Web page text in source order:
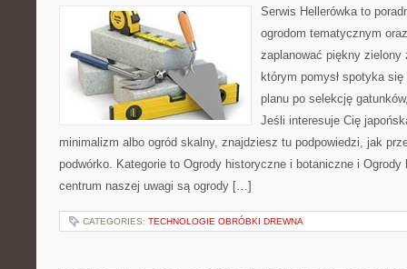
Serwis Hellerówka to
ogrodom tematycznym
zaplanować piękny
którym pomysł spotyka
planu po selekcję
Jeśli interesuje Cię
minimalizm albo ogród skalny, znajdziesz tu podpowiedzi, jak
podwórko. Kategorie to Ogrody historyczne i botaniczne i
centrum naszej uwagi są ogrody […]
CATEGORIES: TECHNOLOGIE OBRÓBKI DREWNA